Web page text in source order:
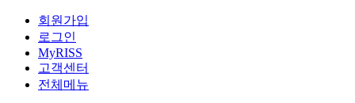
회원가입
로그인
MyRISS
고객센터
전체메뉴